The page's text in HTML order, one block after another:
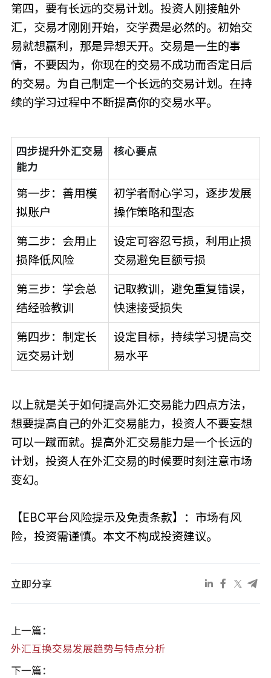
第四，要有长远的交易计划。投资人刚接触外
汇，交易才刚刚开始，交学费是必然的。初始交
易就想赢利，那是异想天开。交易是一生的事
情，不要因为，你现在的交易不成功而否定日后
的交易。为自己制定一个长远的交易计划。在持
续的学习过程中不断提高你的交易水平。
四步提升外汇交易
能力
核心要点
第一步：善用模
拟账户
初学者耐心学习，逐步发展
操作策略和型态
第二步：会用止
损降低风险
设定可容忍亏损，利用止损
交易避免巨额亏损
第三步：学会总
结经验教训
记取教训，避免重复错误，
快速接受损失
第四步：制定长
远交易计划
设定目标，持续学习提高交
易水平
以上就是关于如何提高外汇交易能力四点方法，
想要提高自己的外汇交易能力，投资人不要妄想
可以一蹴而就。提高外汇交易能力是一个长远的
计划，投资人在外汇交易的时候要时刻注意市场
变幻。
【EBC平台风险提示及免责条款】：市场有风
险，投资需谨慎。本文不构成投资建议。
立即分享
上一篇：
外汇互换交易发展趋势与特点分析
下一篇：